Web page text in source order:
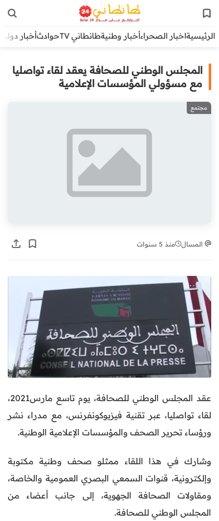
الرئيسيةاخبار الصحراءأخبار وطنيةطانطاني TV حوادثأخبار دولية
المجلس الوطني للصحافة يعقد لقاء تواصليا
مع مسؤولي المؤسسات الإعلامية
مجتمع
المسال منذ 5 سنوات
عقد المجلس الوطني للصحافة، يوم تاسع مارس2021،
لقاء تواصليا، عبر تقنية فيزيوكونفرنس، مع مدراء نشر
ورؤساء تحرير الصحف والمؤسسات الإعلامية الوطنية.
وشارك في هذا اللقاء ممثلو صحف وطنية مكتوبة
وإلكترونية، قنوات السمعي البصري العمومية والخاصة،
ومقاولات الصحافة الجهوية، إلى جانب أعضاء من
المجلس الوطني للصحافة.